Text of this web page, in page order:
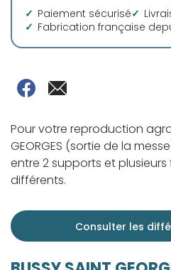
Paiement sécurisé
Fabrication française
Pour votre reproduction
GEORGES (sortie de la
entre 2 supports et
différents.
Consulter les